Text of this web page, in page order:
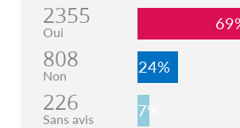
2355
Oui
808
Non 24%
226
Sans avis 7%